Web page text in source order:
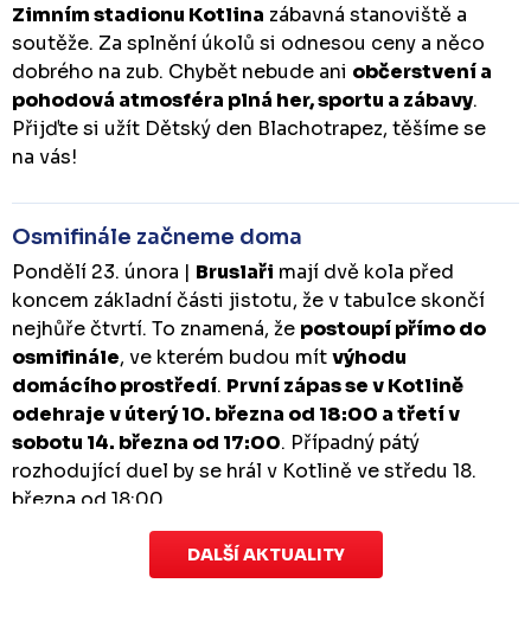
Zimním stadionu Kotlina zábavná stanoviště a
soutěže. Za splnění úkolů si odnesou ceny a něco
dobrého na zub. Chybět nebude ani občerstvení a
pohodová atmosféra plná her, sportu a zábavy.
Přijďte si užít Dětský den Blachotrapez, těšíme se
na vás!
Osmifinále začneme doma
Pondělí 23. února | Bruslaři mají dvě kola před
koncem základní části jistotu, že v tabulce skončí
nejhůře čtvrtí. To znamená, že postoupí přímo do
osmifinále, ve kterém budou mítvýhodu
domácího prostředí. První zápas se v Kotlině
odehraje v úterý 10. března od 18:00 a třetí v
sobotu 14. března od 17:00. Případný pátý
rozhodující duel by se hrál v Kotlině ve středu 18.
března od 18:00.
Zápas dorostu je odložen
DALŠÍ AKTUALITY